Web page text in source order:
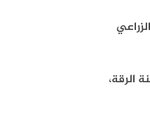
حزيمة بمدينة الرقة،